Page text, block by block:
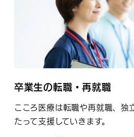
卒業生の転職・再就職
こころ医療は転職や再就職、独
たって支援していきます。